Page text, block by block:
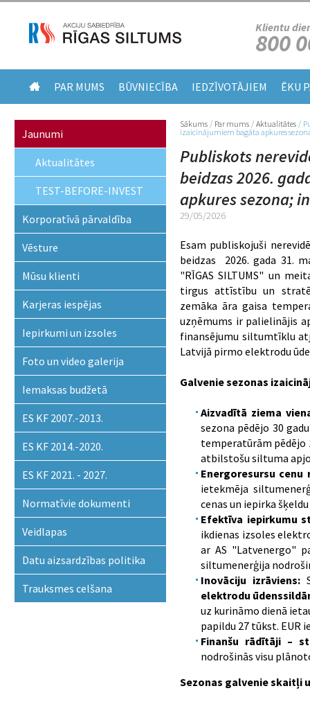
Klientu
800
PAR MUMS BŪVNIECĪBA IEDZĪVOTĀJIEM ĒKU
Jūs atrodaties šeit
Sākums / Par mums / Aktualitātes /
izaicinājumiem bagāta apkures
Publiskots
beidzas 2026.
apkures sezona;
29/05/2026
Esam publiskojuši
beidzas 2026. gada 31.
"RĪGAS SILTUMS" un
tirgus attīstību un
zemāka āra gaisa
uzņēmums ir palielinājis
finansējumu siltumtīklu
Latvijā pirmo elektrodu
Galvenie sezonas
Aizvadītā ziema
sezona pēdējo 30
temperatūrām pēdējo
atbilstošu siltuma
Energoresursu cenu
ietekmēja
cenas un iepirka
Efektīva iepirkumu
ikdienas izsoles
ar AS "Latvenergo"
siltumenerģija
Inovāciju izrāviens:
elektrodu
uz kurināmo dienā
papildu 27 tūkst. EUR
Finanšu rādītāji –
nodrošinās visu
Sezonas galvenie skaitļi
Jaunumi
Aktualitātes
TEST-BEFORE-INVEST
Korporatīvā pārvaldība
Vēsture
Mūsu klienti
Karjeras iespējas
Iepirkumi un izsoles
Foto un video galerija
Iemaksas budžetā
ES KF 2007.-2013.
ES KF 2014.-2020.
ES KF 2021. - 2027.
Normatīvie dokumenti
Veidlapas
Datu aizsardzības politika
Trauksmes celšana